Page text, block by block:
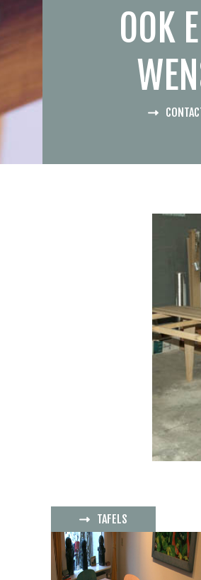
OOK
TAFELS